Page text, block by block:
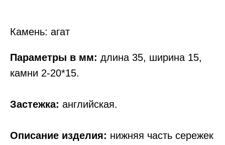
Параметры в мм: длина 35, ширина 15,
камни 2-20*15.
Застежка: английская.
Описание изделия: нижняя часть сережек
Камень: агат